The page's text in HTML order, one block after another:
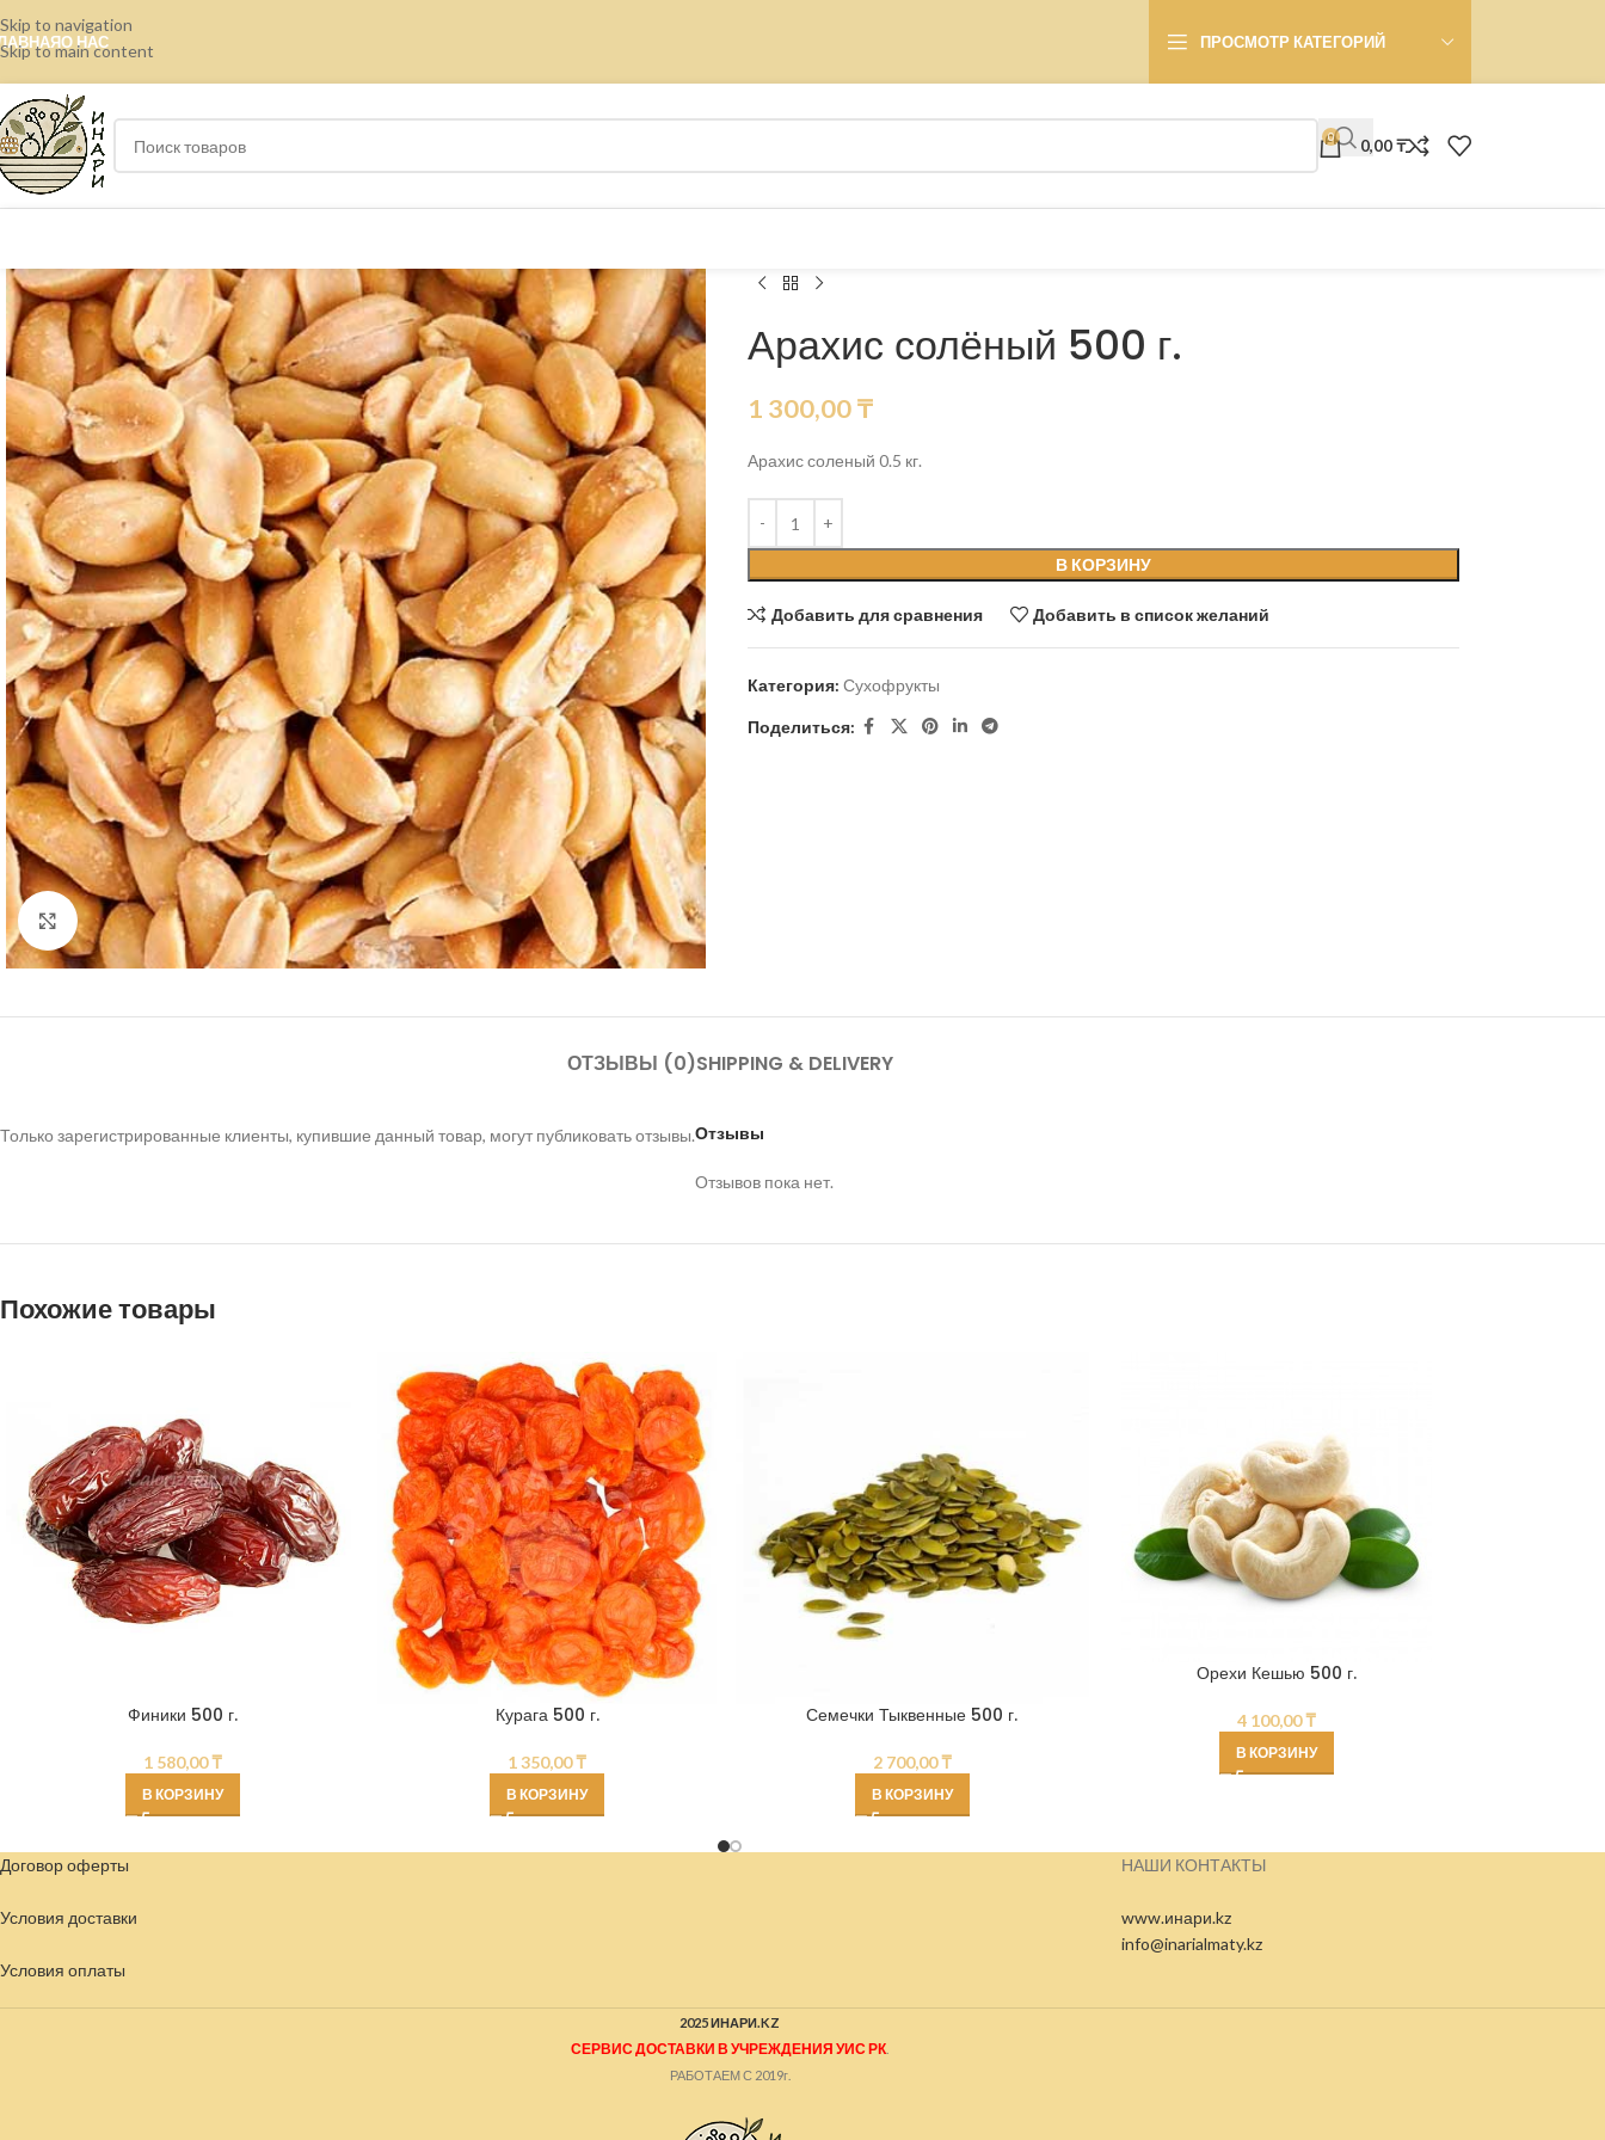
Skip to navigation
Skip to main content
О НАС ПРОСМОТР КАТЕГОРИЙ
0 0,00₸
Нажмите, чтобы увеличить
Арахис солёный 500 г.
1 300,00₸
Арахис соленый 0.5 кг.
В КОРЗИНУ
Добавить для сравнения Добавить в список желаний
Категория: Сухофрукты
Поделиться:
ОТЗЫВЫ (0)SHIPPING & DELIVERY
Отзывы
Отзывов пока нет.
Только зарегистрированные клиенты, купившие данный товар, могут публиковать отзывы.
Похожие товары
Финики 500 г.
1 580,00₸
В КОРЗИНУ
Курага 500 г.
1 350,00₸
В КОРЗИНУ
Семечки Тыквенные 500 г.
2 700,00₸
В КОРЗИНУ
Орехи Кешью 500 г.
4 100,00₸
В КОРЗИНУ
Договор оферты
Условия доставки
Условия оплаты
НАШИ КОНТАКТЫ
www.инари.kz
info@inarialmaty.kz
2025 ИНАРИ.KZ
СЕРВИС ДОСТАВКИ В УЧРЕЖДЕНИЯ УИС РК
РАБОТАЕМ С 2019г.